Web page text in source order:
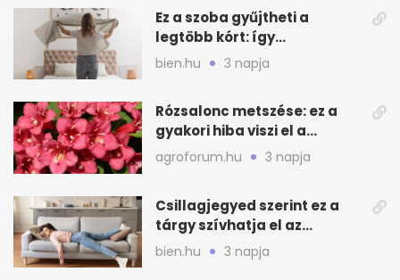
Ez a szoba gyűjtheti a
legtöbb kórt: így
mélytisztítsd otthon
bien.hu 3 napja
Rózsalonc metszése: ez a
gyakori hiba viszi el a
virágzást
agroforum.hu 3 napja
Csillagjegyed szerint ez a
tárgy szívhatja el az
otthonod energiáját
bien.hu 3 napja